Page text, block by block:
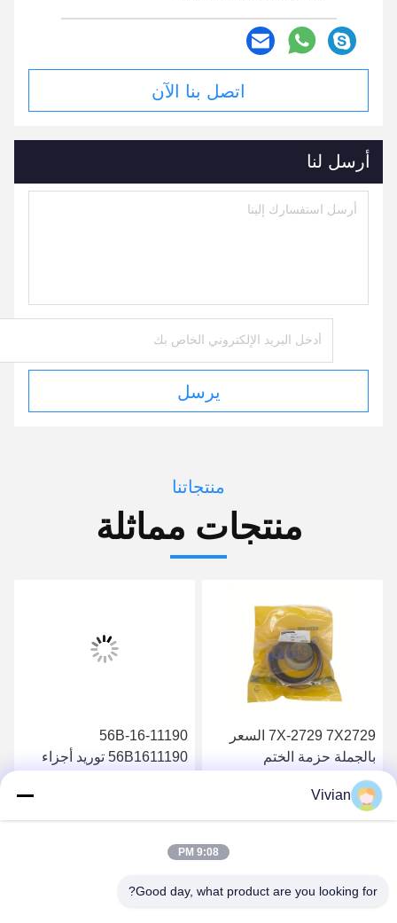
اتصل بنا الآن
أرسل لنا
يرسل
منتجاتنا
منتجات مماثلة
7X-2729 7X2729 السعر
بالجملة حزمة الختم
الهيدروليكية 826B
احصل على أفضل سعر
56B-16-11190
56B1611190 توريد أجزاء
HM350-2
Vivian
9:08 PM
Good day, what product are you looking for?